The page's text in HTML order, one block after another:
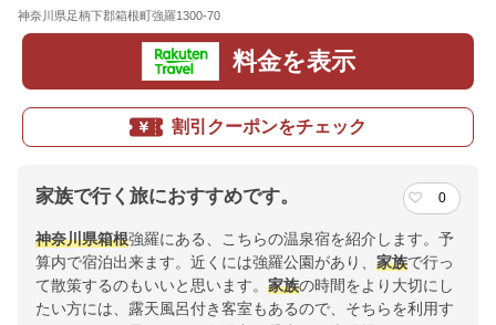
神奈川県足柄下郡箱根町強羅1300-70
料金を表示
割引クーポンをチェック
家族で行く旅におすすめです。 0
神奈川県箱根強羅にある、こちらの温泉宿を紹介します。予
算内で宿泊出来ます。近くには強羅公園があり、 家族で行っ
て散策するのもいいと思います。 家族の時間をより大切にし
たい方には、露天風呂付き客室もあるので、そちらを利用す